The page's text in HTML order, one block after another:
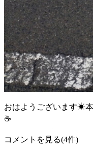
おはようございます☀
☕
コメントを見る(4件)